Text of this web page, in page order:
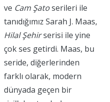
ve Cam Şatoserileri ile
tanıdığımız Sarah J. Maas,
Hilal Şehirserisi ile yine
çok ses getirdi. Maas, bu
seride, diğerlerinden
farklı olarak, modern
dünyada geçen bir